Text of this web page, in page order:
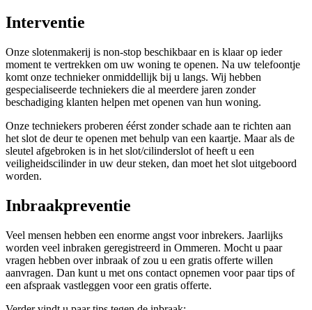
Interventie
Onze slotenmakerij is non-stop beschikbaar en is klaar op ieder
moment te vertrekken om uw woning te openen. Na uw telefoontje
komt onze technieker onmiddellijk bij u langs. Wij hebben
gespecialiseerde techniekers die al meerdere jaren zonder
beschadiging klanten helpen met openen van hun woning.
Onze techniekers proberen éérst zonder schade aan te richten aan
het slot de deur te openen met behulp van een kaartje. Maar als de
sleutel afgebroken is in het slot/cilinderslot of heeft u een
veiligheidscilinder in uw deur steken, dan moet het slot uitgeboord
worden.
Inbraakpreventie
Veel mensen hebben een enorme angst voor inbrekers. Jaarlijks
worden veel inbraken geregistreerd in Ommeren. Mocht u paar
vragen hebben over inbraak of zou u een gratis offerte willen
aanvragen. Dan kunt u met ons contact opnemen voor paar tips of
een afspraak vastleggen voor een gratis offerte.